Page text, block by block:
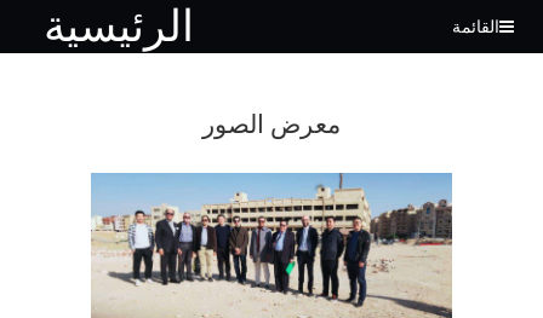
الرئيسية القائمة
معرض الصور